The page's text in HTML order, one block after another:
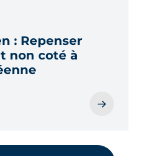
: Repenser
non coté à